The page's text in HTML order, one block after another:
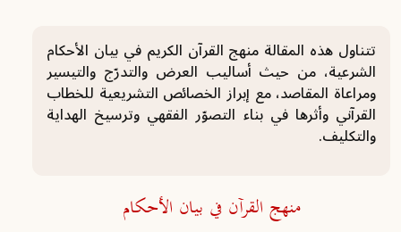
تتناول هذه المقالة منهج القرآن الكريم في بيان الأحكام
الشرعية، من حيث أساليب العرض والتدرّج والتيسير
ومراعاة المقاصد، مع إبراز الخصائص التشريعية للخطاب
القرآني وأثرها في بناء التصوّر الفقهي وترسيخ الهداية
والتكليف.
منهج القرآن في بيان الأحكام